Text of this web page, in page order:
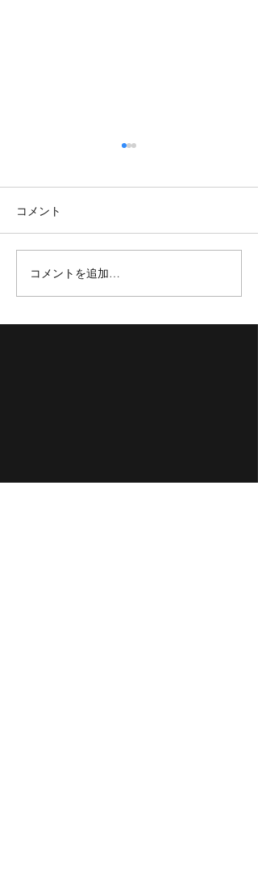
【TOKYOBB】新加入選手紹
介✨
コメント
コメントを追加…